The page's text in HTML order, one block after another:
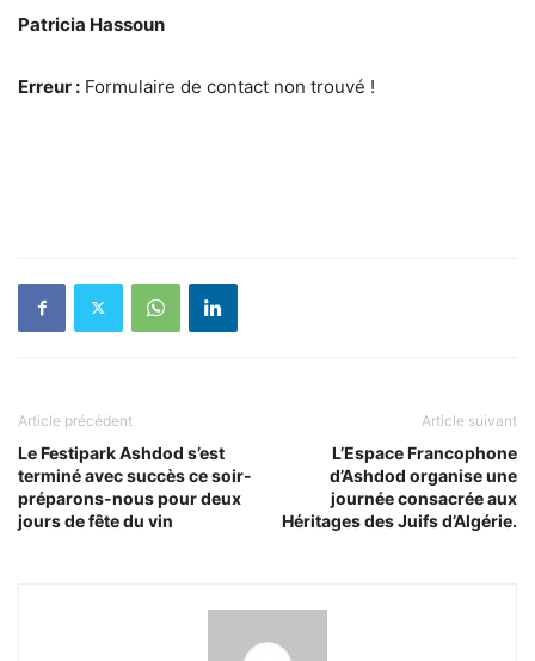
Patricia Hassoun
Erreur : Formulaire de contact non trouvé !
Article précédent
Le Festipark Ashdod s’est
terminé avec succès ce soir-
préparons-nous pour deux
jours de fête du vin
Article suivant
L’Espace Francophone
d’Ashdod organise une
journée consacrée aux
Héritages des Juifs d’Algérie.